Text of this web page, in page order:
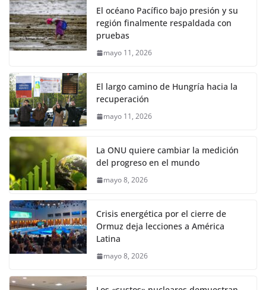
El océano Pacífico bajo presión y su
región finalmente respaldada con
pruebas
mayo 11, 2026
El largo camino de Hungría hacia la
recuperación
mayo 11, 2026
La ONU quiere cambiar la medición
del progreso en el mundo
mayo 8, 2026
Crisis energética por el cierre de
Ormuz deja lecciones a América
Latina
mayo 8, 2026